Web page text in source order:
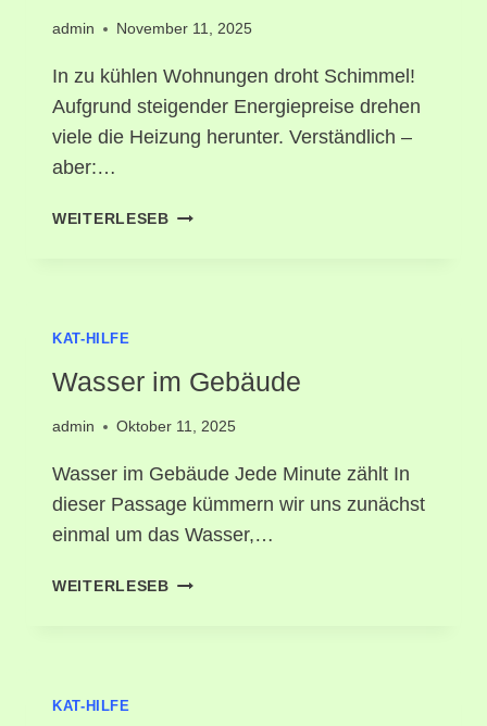
admin November 11, 2025
In zu kühlen Wohnungen droht Schimmel!
Aufgrund steigender Energiepreise drehen
viele die Heizung herunter. Verständlich –
aber:…
WEITERLESEB
KAT-HILFE
Wasser im Gebäude
admin Oktober 11, 2025
Wasser im Gebäude Jede Minute zählt In
dieser Passage kümmern wir uns zunächst
einmal um das Wasser,…
WEITERLESEB
KAT-HILFE